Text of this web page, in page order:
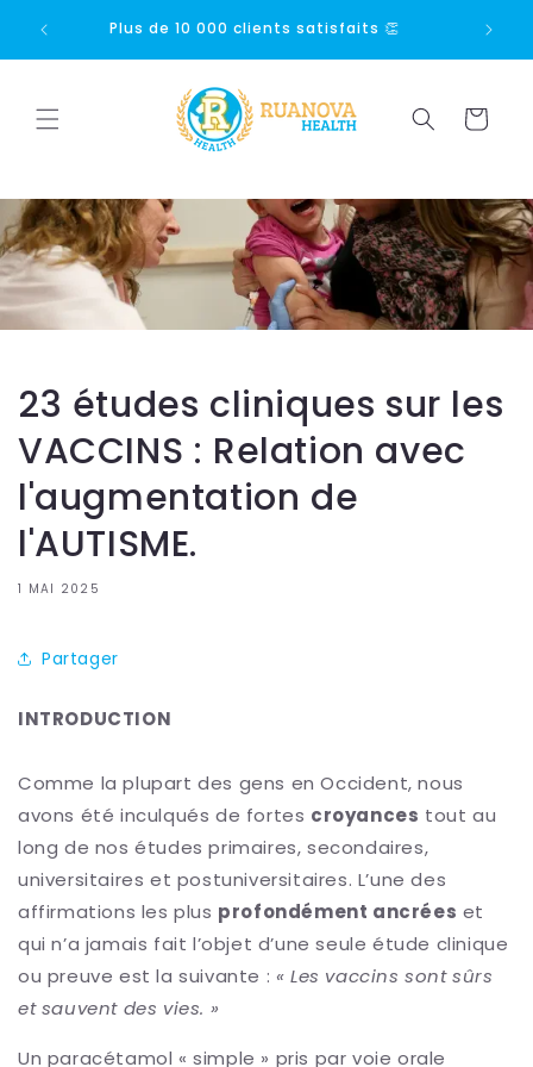
passer au
Plus de 1000 avis 5 étoiles ⭐⭐⭐⭐⭐
Panier
23 études cliniques sur les
VACCINS : Relation avec
l'augmentation de
l'AUTISME.
1 MAI 2025
Partager
INTRODUCTION
Comme la plupart des gens en Occident, nous
avons été inculqués de fortes croyances tout au
long de nos études primaires, secondaires,
universitaires et postuniversitaires. L’une des
affirmations les plus profondément ancrées et
qui n’a jamais fait l’objet d’une seule étude clinique
ou preuve est la suivante : « Les vaccins sont sûrs
et sauvent des vies. »
Un paracétamol « simple » pris par voie orale